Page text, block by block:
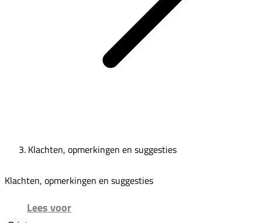
Klachten, opmerkingen en suggesties
Klachten, opmerkingen en suggesties
Lees voor